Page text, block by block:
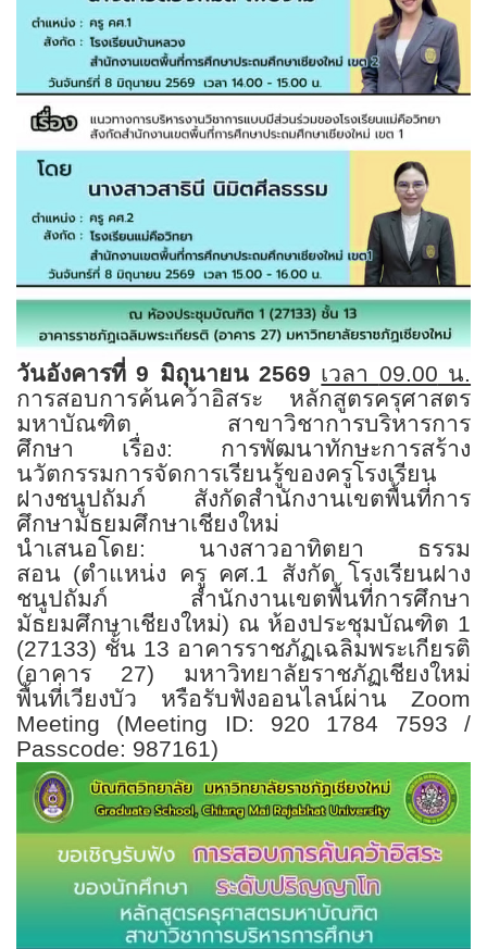
วันอังคารที่9 มิถุนายน2569 เวลา 09.00 น.
การสอบการค้นคว้าอิสระ หลักสูตรครุศาสตร
มหาบัณฑิต สาขาวิชาการบริหารการ
ศึกษา เรื่อง: การพัฒนาทักษะการสร้าง
นวัตกรรมการจัดการเรียนรู้ของครูโรงเรียน
ฝางชนูปถัมภ์ สังกัดสำนักงานเขตพื้นที่การ
ศึกษามัธยมศึกษาเชียงใหม่
นำเสนอโดย: นางสาวอาทิตยา ธรรม
สอน (ตำแหน่ง ครู คศ.1 สังกัด โรงเรียนฝาง
ชนูปถัมภ์ สำนักงานเขตพื้นที่การศึกษา
มัธยมศึกษาเชียงใหม่) ณ ห้องประชุมบัณฑิต 1
(27133) ชั้น 13 อาคารราชภัฏเฉลิมพระเกียรติ
(อาคาร 27) มหาวิทยาลัยราชภัฏเชียงใหม่
พื้นที่เวียงบัว หรือรับฟังออนไลน์ผ่าน Zoom
Meeting (Meeting ID: 920 1784 7593 /
Passcode: 987161)